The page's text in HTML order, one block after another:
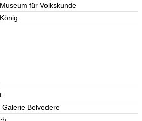
für Volkskunde
Belvedere